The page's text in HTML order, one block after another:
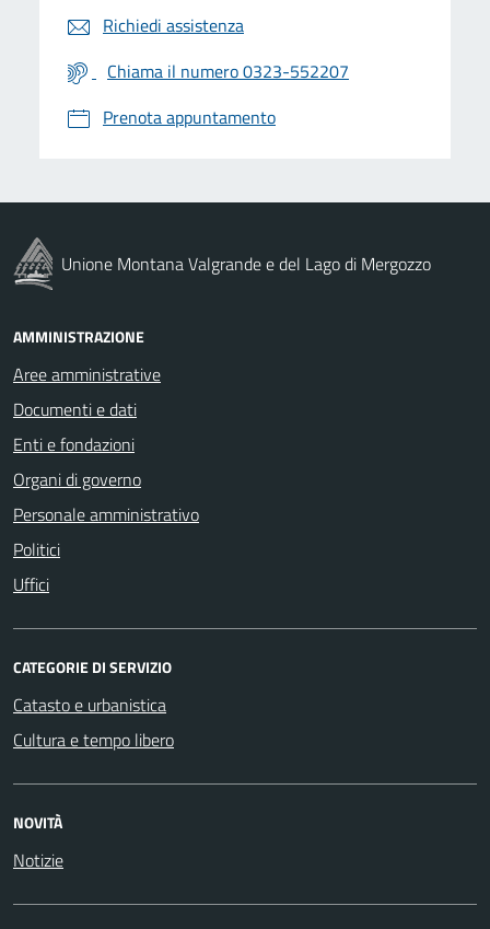
Richiedi assistenza
Chiama il numero 0323-552207
Prenota appuntamento
Unione Montana Valgrande e del Lago di Mergozzo
AMMINISTRAZIONE
Aree amministrative
Documenti e dati
Enti e fondazioni
Organi di governo
Personale amministrativo
Politici
Uffici
CATEGORIE DI SERVIZIO
Catasto e urbanistica
Cultura e tempo libero
NOVITÀ
Notizie